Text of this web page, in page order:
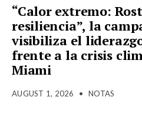
“Calor extremo:
resiliencia”, la
visibiliza el
frente a la crisis
Miami
AUGUST 1, 2026 • NOTAS